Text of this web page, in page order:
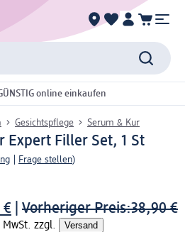
online einkaufen
Gesichtspflege Serum & Kur
Expert Filler Set, 1 St
Frage stellen)
€ Vorheriger Preis:38,90 €
zzgl. Versand